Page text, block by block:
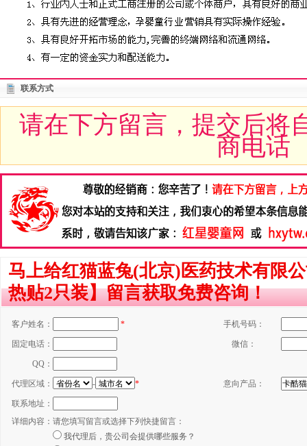
联系方式
请在下方留言，提交后将
商电话
马上给红猫蓝兔(北京)医药技术有限
热贴2只装】留言获取免费咨询！
客户姓名： * 手机号码：
固定电话： 微信：
QQ：
代理区域： - * 意向产品：
联系地址：
详细内容： 请您填写留言或选择下列快捷留言：
我代理后，贵公司会提供哪些服务？